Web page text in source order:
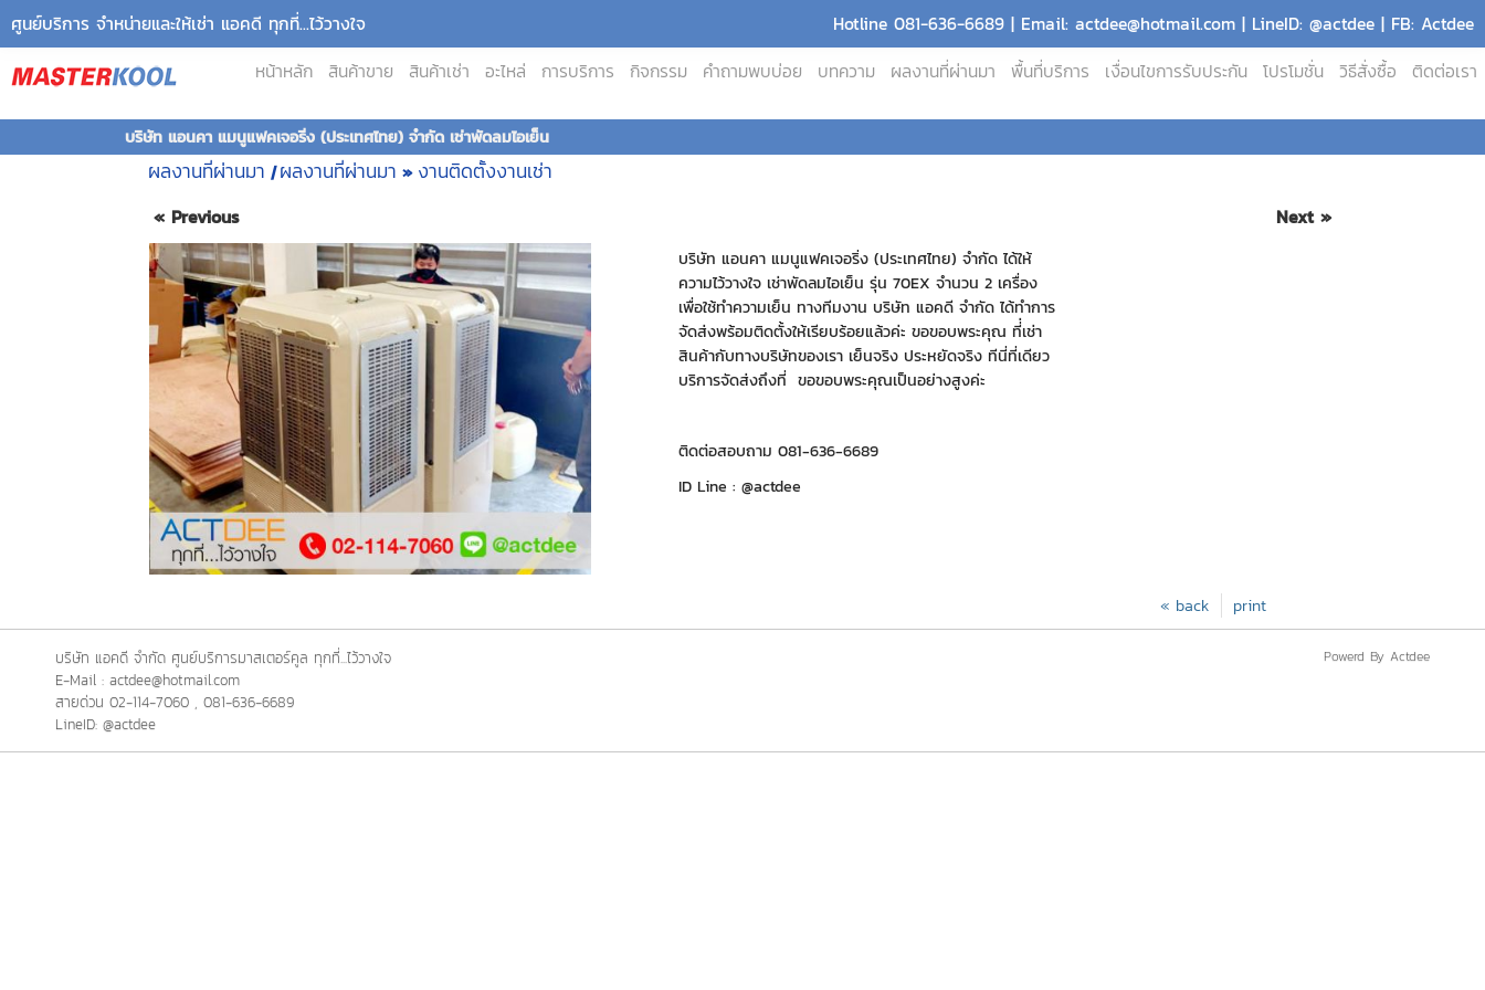
ศูนย์บริการ จำหน่ายและให้เช่า แอคดี ทุกที่...ไว้วางใจ
Hotline 081-636-6689 | Email: actdee@hotmail.com | LineID: @actdee | FB: Actdee
หน้าหลัก
สินค้าขาย สินค้าเช่า อะไหล่ การบริการ กิจกรรม คำถามพบบ่อย บทความ ผลงานที่ผ่านมา พื้นที่บริการ เงื่อนไขการรับประกัน โปรโมชั่น วิธีสั่งซื้อ ติดต่อเรา
บริษัท แอนคา แมนูแฟคเจอริ่ง (ประเทศไทย) จำกัด เช่าพัดลมไอเย็น
ผลงานที่ผ่านมา | ผลงานที่ผ่านมา » งานติดตั้งงานเช่า
« Previous Next »
บริษัท แอนคา แมนูแฟคเจอริ่ง (ประเทศไทย) จำกัด ได้ให้
ความไว้วางใจ เช่าพัดลมไอเย็น รุ่น 70EX จำนวน 2 เครื่อง
เพื่อใช้ทำความเย็น ทางทีมงาน บริษัท แอคดี จำกัด ได้ทำการ
จัดส่งพร้อมติดตั้งให้เรียบร้อยแล้วค่ะ ขอขอบพระคุณ ที่่เช่า
สินค้ากับทางบริษัทของเรา เย็นจริง ประหยัดจริง ทีนี่ที่เดียว
บริการจัดส่งถึงที่ ขอขอบพระคุณเป็นอย่างสูงค่ะ
ติดต่อสอบถาม 081-636-6689
ID Line : @actdee
print
« back
บริษัท แอคดี จำกัด ศูนย์บริการมาสเตอร์คูล ทุกที่...ไว้วางใจ
E-Mail : actdee@hotmail.com
สายด่วน 02-114-7060 , 081-636-6689
LineID: @actdee
Powerd By Actdee